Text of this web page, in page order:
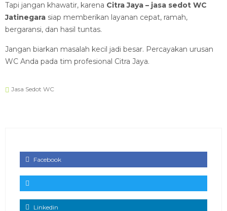
Tapi jangan khawatir, karena Citra Jaya – jasa sedot WC
Jatinegara siap memberikan layanan cepat, ramah,
bergaransi, dan hasil tuntas.
Jangan biarkan masalah kecil jadi besar. Percayakan urusan
WC Anda pada tim profesional Citra Jaya.
Jasa Sedot WC
Facebook
Linkedin